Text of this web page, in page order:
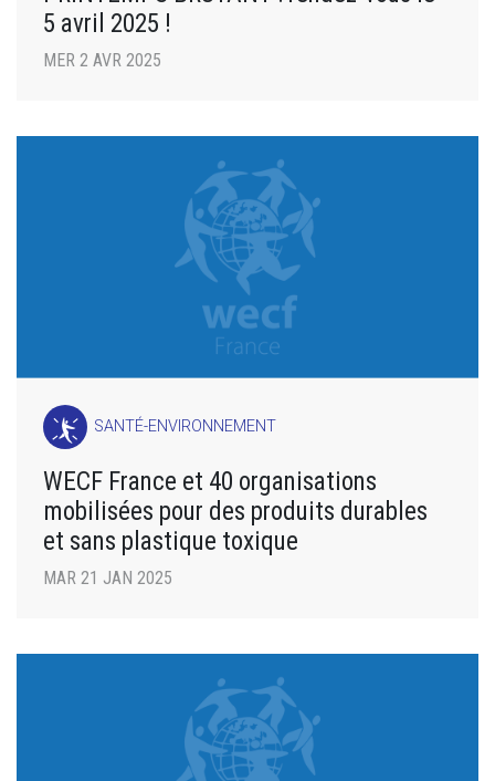
5 avril 2025 !
MER 2 AVR 2025
SANTÉ-ENVIRONNEMENT
WECF France et 40 organisations
mobilisées pour des produits durables
et sans plastique toxique
MAR 21 JAN 2025